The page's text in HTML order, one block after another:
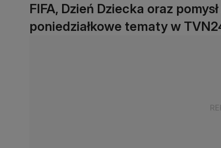
FIFA, Dzień Dziecka oraz
poniedziałkowe tematy w